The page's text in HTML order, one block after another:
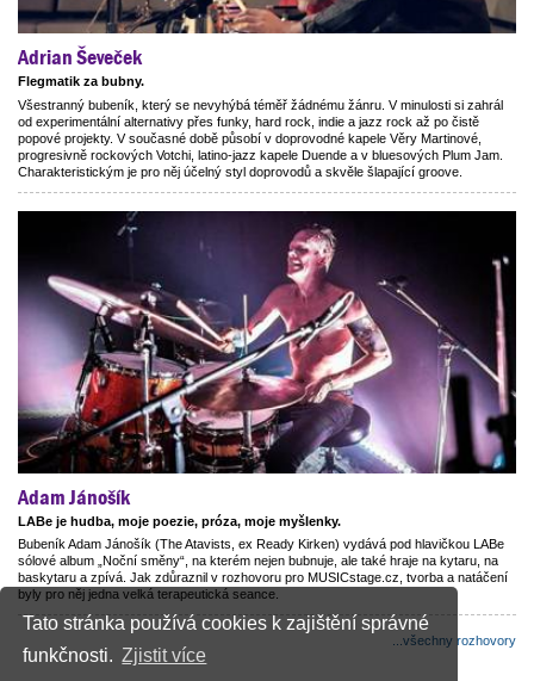
Tato stránka používá cookies k zajištění správné
funkčnosti. Zjistit více
Adrian Ševeček
Flegmatik za bubny.
Všestranný bubeník, který se nevyhýbá téměř žádnému žánru. V minulosti si zahrál
od experimentální alternativy přes funky, hard rock, indie a jazz rock až po čistě
popové projekty. V současné době působí v doprovodné kapele Věry Martinové,
progresivně rockových Votchi, latino-jazz kapele Duende a v bluesových Plum Jam.
Charakteristickým je pro něj účelný styl doprovodů a skvěle šlapající groove.
Adam Jánošík
LABe je hudba, moje poezie, próza, moje myšlenky.
Bubeník Adam Jánošík (The Atavists, ex Ready Kirken) vydává pod hlavičkou LABe
sólové album „Noční směny“, na kterém nejen bubnuje, ale také hraje na kytaru, na
baskytaru a zpívá. Jak zdůraznil v rozhovoru pro MUSICstage.cz, tvorba a natáčení
byly pro něj jedna velká terapeutická seance.
...všechny rozhovory